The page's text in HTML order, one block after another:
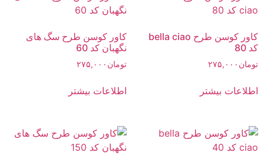
کاور کوسن طرح bella ciao
کد 80
تومان ۲۷۵,۰۰۰
اطلاعات بیشتر
کاور کوسن طرح سگ های
نگهبان کد 60
تومان ۲۷۵,۰۰۰
اطلاعات بیشتر